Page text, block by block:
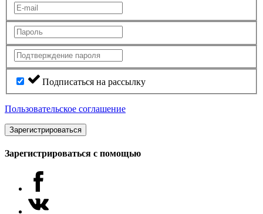
Подписаться на рассылку
Пользовательское соглашение
Зарегистрироваться
Зарегистрироваться с помощью